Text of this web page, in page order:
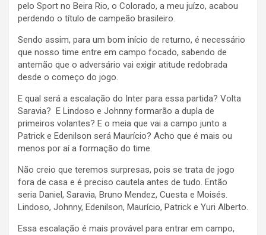
pelo Sport no Beira Rio, o Colorado, a meu juízo, acabou
perdendo o título de campeão brasileiro.
Sendo assim, para um bom início de returno, é necessário
que nosso time entre em campo focado, sabendo de
antemão que o adversário vai exigir atitude redobrada
desde o começo do jogo.
E qual será a escalação do Inter para essa partida? Volta
Saravia? E Lindoso e Johnny formarão a dupla de
primeiros volantes? E o meia que vai a campo junto a
Patrick e Edenilson será Maurício? Acho que é mais ou
menos por aí a formação do time.
Não creio que teremos surpresas, pois se trata de jogo
fora de casa e é preciso cautela antes de tudo. Então
seria Daniel, Saravia, Bruno Mendez, Cuesta e Moisés.
Lindoso, Johnny, Edenilson, Maurício, Patrick e Yuri Alberto.
Essa escalação é mais provável para entrar em campo,